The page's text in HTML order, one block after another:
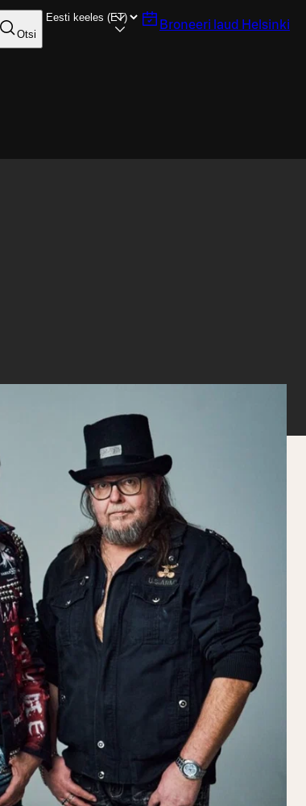
Otsi
Broneeri laud Helsinki